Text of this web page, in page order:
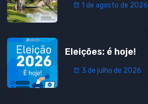
1 de agosto de 2026
Eleições: é hoje!
3 de julho de 2026